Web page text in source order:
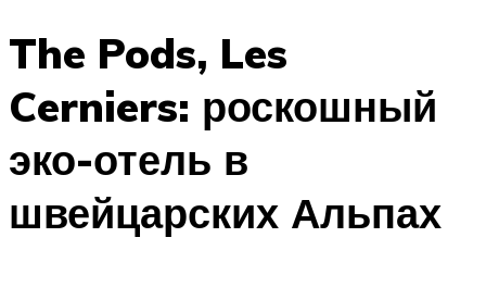
The Pods, Les
Cerniers: роскошный
эко-отель в
швейцарских Альпах